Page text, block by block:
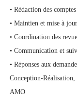
• Rédaction des
• Maintien et mise à
• Coordination des
• Communication et
• Réponses aux
Conception-
AMO